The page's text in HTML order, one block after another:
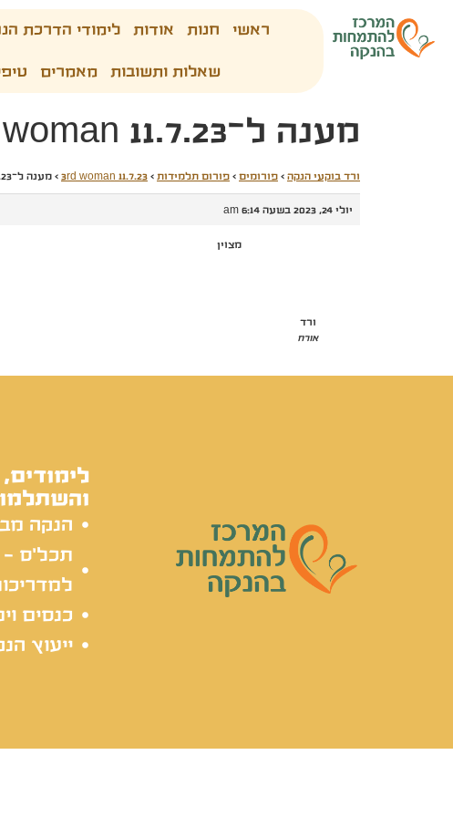
ראשי חנות אודות לימודי הדרכת
שאלות ותשובות מאמרים
מענה ל־3rd woman 11.7.23
ורד בוקעי הנקה › פורומים › פורום תלמידות ›
3rd woman 11.7.23
› מענה ל־3rd woman 11.7.23
יולי 24, 2023 בשעה 6:14 am
ורד
אורח
מצוין
לימודים,
הנקה
תכל'ס
כנסים
ייעוץ